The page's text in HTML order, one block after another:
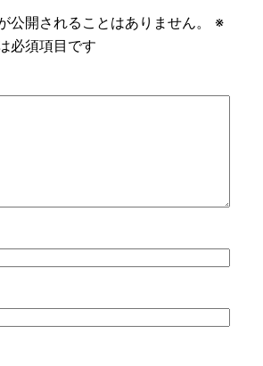
公開されることはありません。
※
必須項目です